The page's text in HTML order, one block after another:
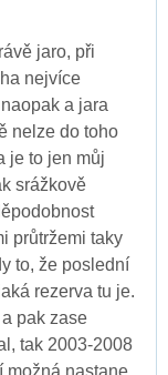
jaro, při
nejvíce
a jara
nelze do toho
je to jen můj
srážkově
průtržemi taky
to, že poslední
rezerva tu je.
pak zase
tak 2003-2008
možná nastane